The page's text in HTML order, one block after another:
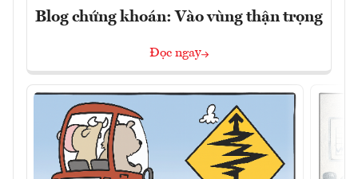
Blog chứng khoán: Vào vùng thận trọng
Đọc ngay